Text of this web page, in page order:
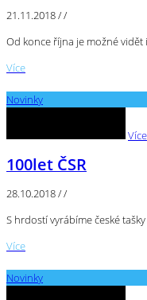
21.11.2018//
Od konce října je možné vidět
Více
Novinky
Více
100let ČSR
28.10.2018//
S hrdostí vyrábíme české
Více
Novinky